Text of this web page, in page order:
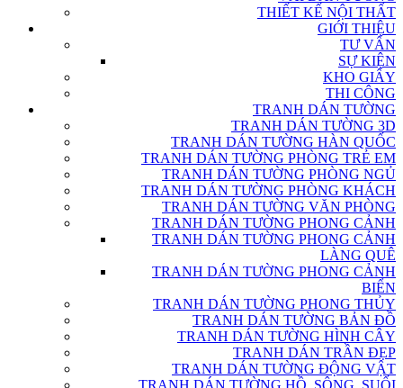
THIẾT KẾ NỘI THẤT
GIỚI THIỆU
TƯ VẤN
SỰ KIỆN
KHO GIẤY
THI CÔNG
TRANH DÁN TƯỜNG
TRANH DÁN TƯỜNG 3D
TRANH DÁN TƯỜNG HÀN QUỐC
TRANH DÁN TƯỜNG PHÒNG TRẺ EM
TRANH DÁN TƯỜNG PHÒNG NGỦ
TRANH DÁN TƯỜNG PHÒNG KHÁCH
TRANH DÁN TƯỜNG VĂN PHÒNG
TRANH DÁN TƯỜNG PHONG CẢNH
TRANH DÁN TƯỜNG PHONG CẢNH
LÀNG QUÊ
TRANH DÁN TƯỜNG PHONG CẢNH
BIỂN
TRANH DÁN TƯỜNG PHONG THỦY
TRANH DÁN TƯỜNG BẢN ĐỒ
TRANH DÁN TƯỜNG HÌNH CÂY
TRANH DÁN TRẦN ĐẸP
TRANH DÁN TƯỜNG ĐỘNG VẬT
TRANH DÁN TƯỜNG HỒ, SÔNG, SUỐI